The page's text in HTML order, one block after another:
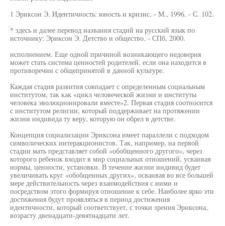
1 Эриксон Э. Идентичность: юность и кризис. - М., 1996. - С. 102.
* здесь и далее перевод названия стадий на русский язык по
источнику: Эриксон Э. Детство и общество. - СПб, 2000.
исполнением. Еще одной причиной возникающего недоверия
может стать система ценностей родителей, если она находится в
противоречии с общепринятой в данной культуре.
Каждая стадия развития совпадает с определенным социальным
институтом, так как «цикл человеческой жизни и институты
человека эволюционировали вместе»2. Первая стадия соотносится
с институтом религии, который поддерживает на протяжении
жизни индивида ту веру, которую он обрел в детстве.
Концепция социализации Эриксона имеет параллели с подходом
символических интеракционистов. Так, например, на первой
стадии мать представляет собой «обобщенного другого», через
которого ребенок входит в мир социальных отношений, усваивая
нормы, ценности, установки. В течение жизни индивид будет
увеличивать круг «обобщенных других», осваивая во все большей
мере действительность через взаимодействия с ними и
посредством этого формируя отношение к себе. Наиболее ярко эти
достижения будут проявляться в период достижения
идентичности, который соответствует, с точки зрения Эриксона,
возрасту двенадцати-девятнадцати лет.